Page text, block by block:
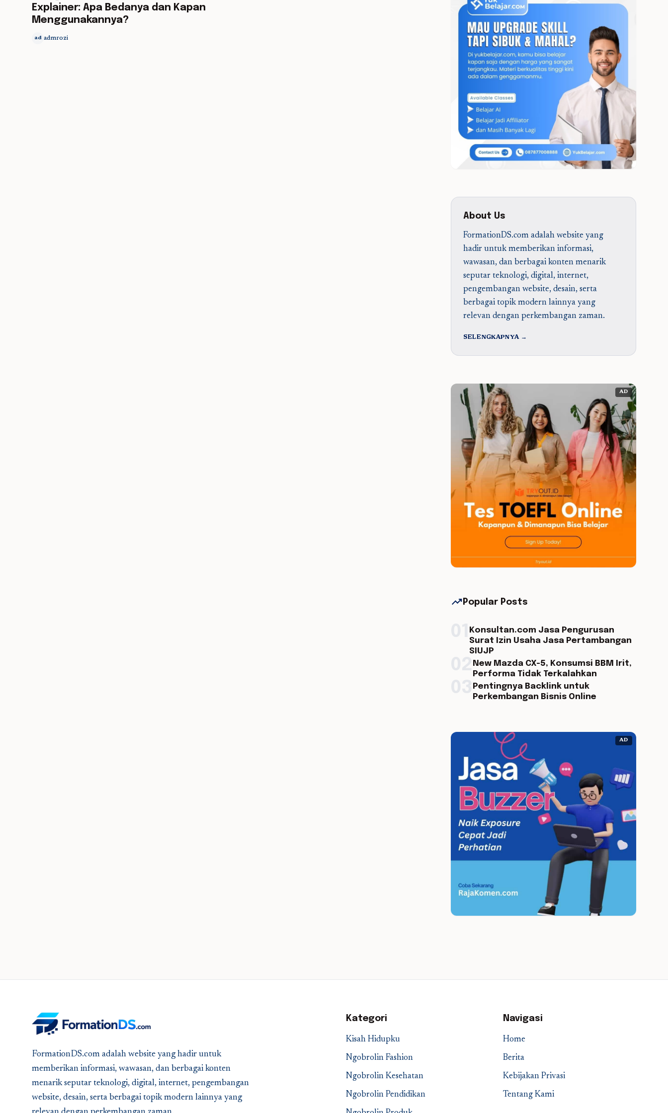
Explainer: Apa Bedanya dan Kapan
Menggunakannya?
ad admrozi
About Us
FormationDS.com adalah website yang
hadir untuk memberikan informasi,
wawasan, dan berbagai konten menarik
seputar teknologi, digital, internet,
pengembangan website, desain, serta
berbagai topik modern lainnya yang
relevan dengan perkembangan zaman.
SELENGKAPNYA →
AD
trending_up Popular Posts
Konsultan.com Jasa Pengurusan
Surat Izin Usaha Jasa Pertambangan
SIUJP
New Mazda CX-5, Konsumsi BBM Irit,
Performa Tidak Terkalahkan
Pentingnya Backlink untuk
Perkembangan Bisnis Online
AD
FormationDS.com adalah website yang hadir untuk
memberikan informasi, wawasan, dan berbagai konten
menarik seputar teknologi, digital, internet, pengembangan
website, desain, serta berbagai topik modern lainnya yang
Kategori
Kisah Hidupku
Ngobrolin Fashion
Ngobrolin Kesehatan
Ngobrolin Pendidikan
Navigasi
Home
Berita
Kebijakan Privasi
Tentang Kami